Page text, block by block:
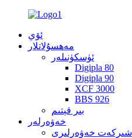
ئۆي
مەھسۇلاتلار
ئۈسكۈنىلەر
Digipla 80
Digipla 90
XCF 3000
BBS 926
بىر قېتىم
خەۋەرلەر
شىركەت خەۋەرلىرى